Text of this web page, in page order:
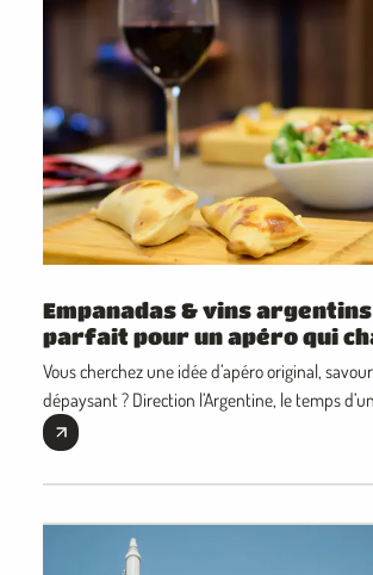
Empanadas & vins argentins
parfait pour un apéro qui
Vous cherchez une idée d’apéro original,
dépaysant ? Direction l’Argentine, le temps